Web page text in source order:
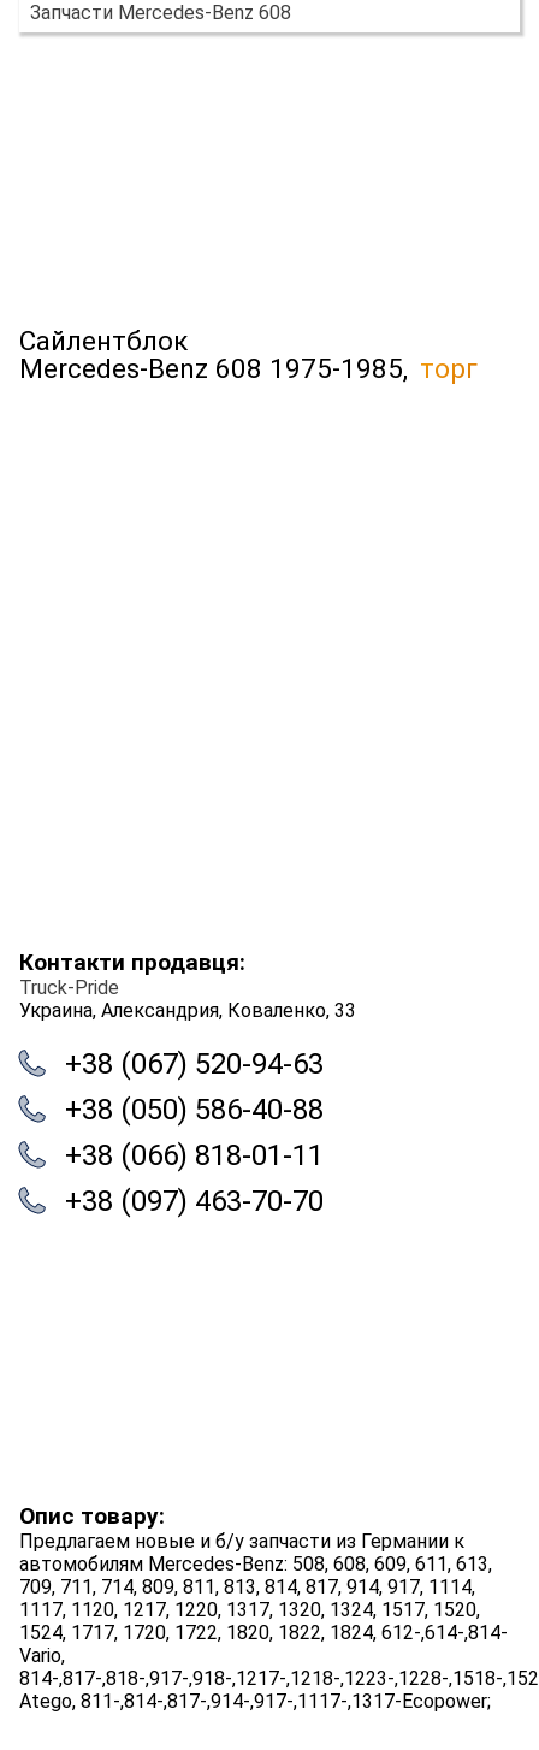
Запчасти Mercedes-Benz 608
Сайлентблок
Mercedes-Benz 608 1975-1985, торг
Контакти продавця:
Truck-Pride
Украина, Александрия, Коваленко, 33
+38 (067) 520-94-63
+38 (050) 586-40-88
+38 (066) 818-01-11
+38 (097) 463-70-70
Опис товару:
Предлагаем новые и б/у запчасти из Германии к
автомобилям Mercedes-Benz: 508, 608, 609, 611, 613,
709, 711, 714, 809, 811, 813, 814, 817, 914, 917, 1114,
1117, 1120, 1217, 1220, 1317, 1320, 1324, 1517, 1520,
1524, 1717, 1720, 1722, 1820, 1822, 1824, 612-,614-,814-
Vario,
814-,817-,818-,917-,918-,1217-,1218-,1223-,1228-,1518-
Atego, 811-,814-,817-,914-,917-,1117-,1317-Ecopower;